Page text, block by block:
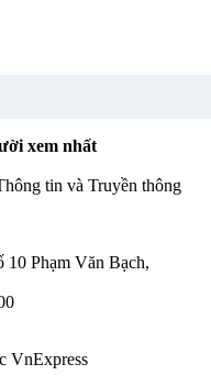
xem nhất
tin và Truyền thông
10 Phạm Văn Bạch,
VnExpress